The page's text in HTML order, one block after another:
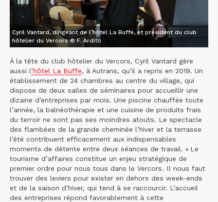
Cyril Vantard, dirigeant de l’hôtel La Buffe, et président du club
hôtelier du Vercors © F. Ardito
À la tête du club hôtelier du Vercors, Cyril Vantard gère
aussi l’hôtel La Buffe, à Autrans, qu’il a repris en 2019. Un
établissement de 24 chambres au centre du village, qui
dispose de deux salles de séminaires pour accueillir une
dizaine d’entreprises par mois. Une piscine chauffée toute
l’année, la balnéothérapie et une cuisine de produits frais
du terroir ne sont pas ses moindres atouts. Le spectacle
des flambées de la grande cheminée l’hiver et la terrasse
l’été contribuent efficacement aux indispensables
moments de détente entre deux séances de travail. « Le
tourisme d’affaires constitue un enjeu stratégique de
premier ordre pour nous tous dans le Vercors. Il nous faut
trouver des leviers pour exister en dehors des week-ends
et de la saison d’hiver, qui tend à se raccourcir. L’accueil
des entreprises répond favorablement à cette